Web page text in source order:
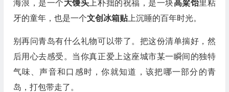
海浪，是一个大馒头 上朴拙的祝福，是一块高粱饴里粘
牙的童年，也是一个文创冰箱贴上沉睡的百年时光。
别再问青岛有什么礼物可以带了。把这份清单揣好，然
后用心去感受。当你真正爱上这座城市某一瞬间的独特
气味、声音和口感时，你就知道，该把哪一部分的青
岛，打包带走了。